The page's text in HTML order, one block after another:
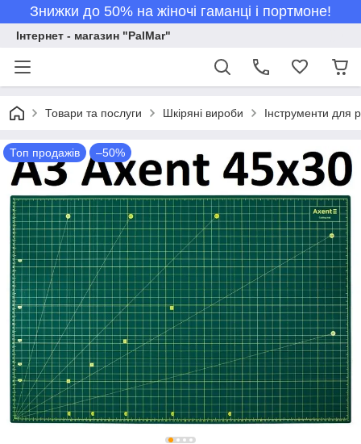
Знижки до 50% на жіночі гаманці і портмоне!
Інтернет - магазин "PalMar"
Товари та послуги Шкіряні вироби Інструменти для
Топ продажів –50%